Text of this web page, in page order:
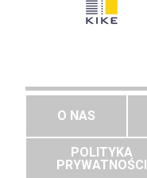
O NAS
POLITYKA
PRYWATNOŚCI